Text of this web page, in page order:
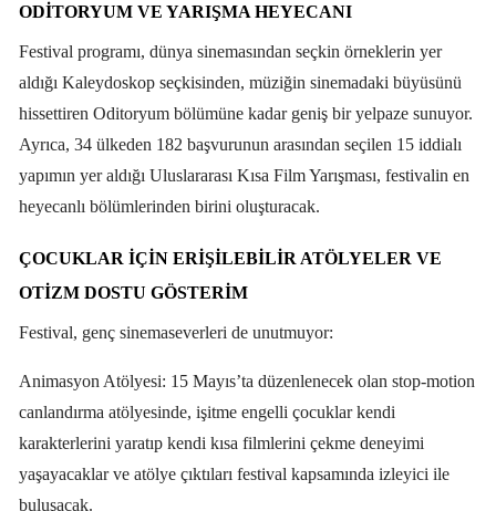
ODITORYUM VE YARIŞMA HEYECANI
Festival programı, dünya sinemasından seçkin örneklerin yer
aldığı Kaleydoskop seçkisinden, müziğin sinemadaki büyüsünü
hissettiren Oditoryum bölümüne kadar geniş bir yelpaze sunuyor.
Ayrıca, 34 ülkeden 182 başvurunun arasından seçilen 15 iddialı
yapımın yer aldığı Uluslararası Kısa Film Yarışması, festivalin en
heyecanlı bölümlerinden birini oluşturacak.
ÇOCUKLAR İÇIN ERIŞILEBILIR ATÖLYELER VE
OTIZM DOSTU GÖSTERIM
Festival, genç sinemaseverleri de unutmuyor:
Animasyon Atölyesi: 15 Mayıs’ta düzenlenecek olan stop-motion
canlandırma atölyesinde, işitme engelli çocuklar kendi
karakterlerini yaratıp kendi kısa filmlerini çekme deneyimi
yaşayacaklar ve atölye çıktıları festival kapsamında izleyici ile
buluşacak.